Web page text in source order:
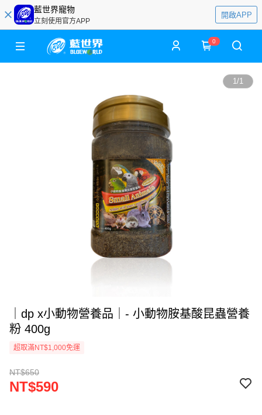
藍世界寵物
立刻使用官方APP
開啟APP
0
1/1
｜dp x小動物營養品｜- 小動物胺基酸昆蟲營養
粉 400g
超取滿NT$1,000免運
NT$650
NT$590